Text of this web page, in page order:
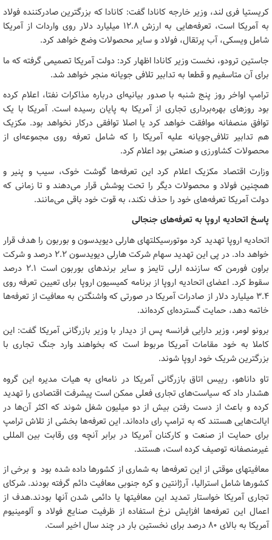
کریستیا فری لند، وزیر خارجه کانادا گفت: کانادا که بزرگترین صادرکننده فولاد
به آمریکا است، تعرفه‌هایی به ارزش ۱۲.۸ میلیارد دلار روی واردات از آمریکا
شامل ویسکی، آب پرتقال، فولاد و سایر محصولات وضع خواهد کرد.
جاستین ترودو، نخست وزیر کانادا اظهار کرد: دولت آمریکا تصمیمی گرفته که ما
برای آن متاسفیم و قطعا به تدابیر تلافی جویانه منجر خواهد شد.
ترامپ اواخر روز پنج شنبه با صدور بیانیه‌ای درباره مذاکرات نفتا، اعلام کرده
بود روزهای بهره‌برداری تجاری از آمریکا به پایان رسیده است. آمریکا با یک
توافق منصفانه موافقت خواهد کرد یا اصلا توافقی درکار نخواهد بود. مکزیک
هم تدابیر تلافی‌جویانه علیه آمریکا را که شامل تعرفه روی مجموعه‌ای از
محصولات کشاورزی و صنعتی بود اعلام کرد.
وزارت اقتصاد مکزیک اعلام کرد این تعرفه‌ها گوشت خوک، سیب و پنیر و
همچنین فولاد و محصولات دیگر را تحت پوشش قرار می‌دهند و تا زمانی که
دولت آمریکا تعرفه‌های خود را حذف نکند، به قوت خود باقی می‌مانند.
پاسخ اتحادیه اروپا به تعرفه‌های جنجالی
اتحادیه اروپا تهدید کرد موتورسیکلتهای هارلی دیویدسون و بوربون را هدف قرار
خواهد داد. در پی این تهدید سهام شرکت هارلی دیویدسون ۲.۲ درصد و شرکت
براون فورمن که سازنده ارلی تایمز و سایر برندهای بوربون است ۲.۱ درصد
سقوط کرد. اعضای اتحادیه اروپا از برنامه کمیسیون اروپا برای تعیین تعرفه روی
۳.۴ میلیارد دلار از صادرات آمریکا در صورتی که واشنگتن به معافیت از تعرفه‌ها
خاتمه دهد، حمایت گسترده‌ای کرده‌اند.
برونو لومر، وزیر دارایی فرانسه پس از دیدار با وزیر بازرگانی آمریکا گفت: این
کاملا به خود مقامات آمریکا مربوط است که بخواهند وارد جنگ تجاری با
بزرگترین شریک خود اروپا شوند.
تاو داناهو، رییس اتاق بازرگانی آمریکا در نامه‌ای به هیات مدیره این گروه
هشدار داد که سیاست‌های تجاری فعلی ممکن است پیشرفت اقتصادی را تهدید
کرده و باعث از دست رفتن بیش از دو میلیون شغل شوند که اکثر آن‌ها در
ایالت‌هایی هستند که به ترامپ رای داده‌اند. این تعرفه‌ها بخشی از تلاش ترامپ
برای حمایت از صنعت و کارکنان آمریکا در برابر آنچه وی رقابت بین المللی
غیرمنصفانه توصیف کرده است، هستند.
معافیتهای موقتی از این تعرفه‌ها به شماری از کشورها داده شده بود و برخی از
کشورها شامل استرالیا، آرژانتین و کره جنوبی معافیت دائم گرفته بودند. شرکای
تجاری آمریکا خواستار تمدید این معافیتها یا دائمی شدن آنها بودند.هدف از
اعمال این تعرفه‌ها افزایش نرخ استفاده از ظرفیت صنایع فولاد و آلومینیوم
آمریکا به بالای ۸۰ درصد برای نخستین بار در چند سال اخیر است.